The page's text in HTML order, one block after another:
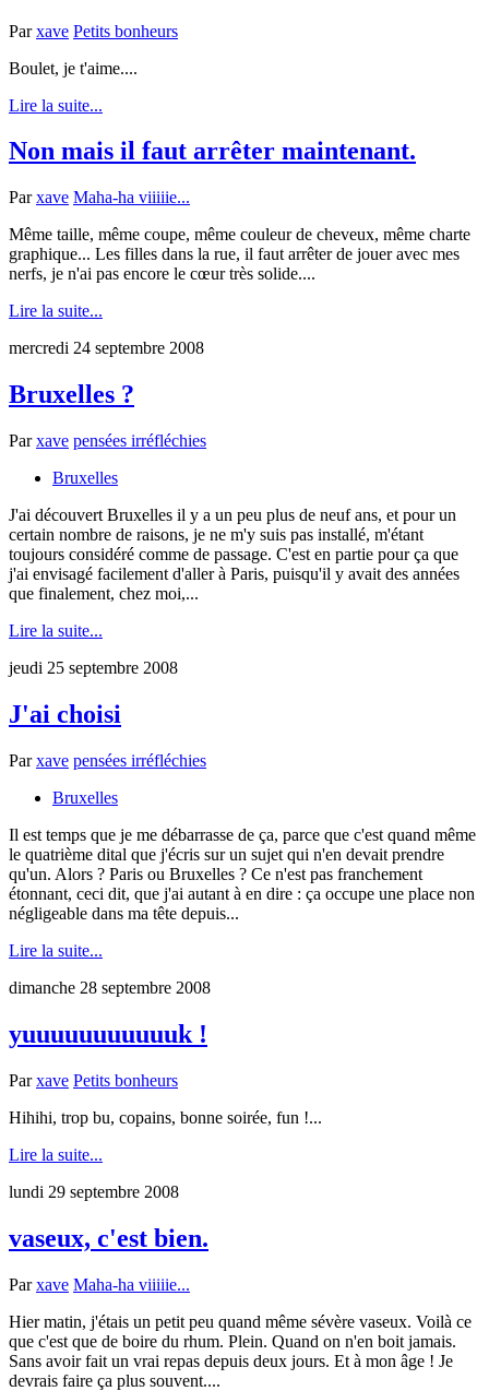
Parxave Petits bonheurs
Boulet, je t'aime....
Lire la suite...
Non mais il faut arrêter maintenant.
Parxave Maha-ha viiiiie...
Même taille, même coupe, même couleur de cheveux, même charte
graphique... Les filles dans la rue, il faut arrêter de jouer avec mes
nerfs, je n'ai pas encore le cœur très solide....
Lire la suite...
mercredi 24 septembre 2008
Bruxelles ?
Parxave pensées irréfléchies
Bruxelles
J'ai découvert Bruxelles il y a un peu plus de neuf ans, et pour un
certain nombre de raisons, je ne m'y suis pas installé, m'étant
toujours considéré comme de passage. C'est en partie pour ça que
j'ai envisagé facilement d'aller à Paris, puisqu'il y avait des années
que finalement, chez moi,...
Lire la suite...
jeudi 25 septembre 2008
J'ai choisi
Parxave pensées irréfléchies
Bruxelles
Il est temps que je me débarrasse de ça, parce que c'est quand même
le quatrième dital que j'écris sur un sujet qui n'en devait prendre
qu'un. Alors ? Paris ou Bruxelles ? Ce n'est pas franchement
étonnant, ceci dit, que j'ai autant à en dire : ça occupe une place non
négligeable dans ma tête depuis...
Lire la suite...
dimanche 28 septembre 2008
yuuuuuuuuuuuk !
Parxave Petits bonheurs
Hihihi, trop bu, copains, bonne soirée, fun !...
Lire la suite...
lundi 29 septembre 2008
vaseux, c'est bien.
Parxave Maha-ha viiiiie...
Hier matin, j'étais un petit peu quand même sévère vaseux. Voilà ce
que c'est que de boire du rhum. Plein. Quand on n'en boit jamais.
Sans avoir fait un vrai repas depuis deux jours. Et à mon âge ! Je
devrais faire ça plus souvent....